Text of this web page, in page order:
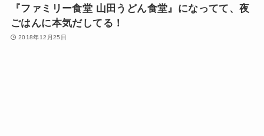
『ファミリー食堂 山田うどん食堂』になってて、夜
ごはんに本気だしてる！
2018年12月25日